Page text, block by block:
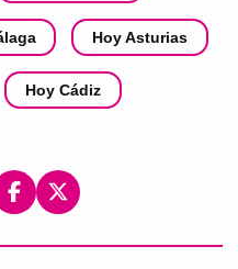
Hoy Asturias
Hoy Cádiz